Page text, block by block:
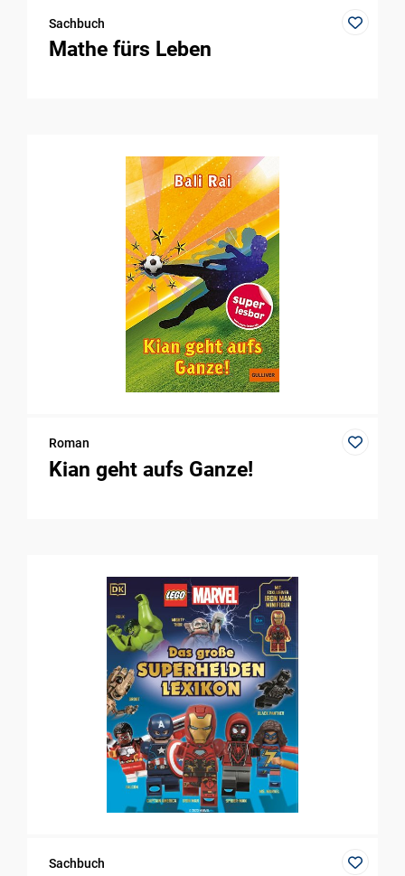
Sachbuch
Mathe fürs Leben
Roman
Kian geht aufs Ganze!
Sachbuch